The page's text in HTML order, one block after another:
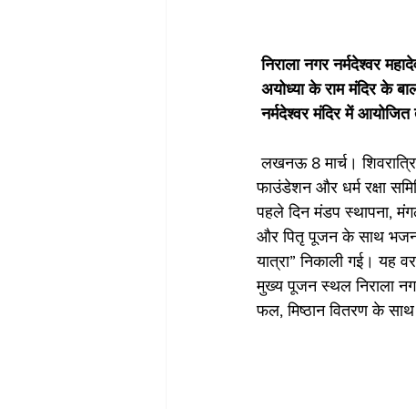
निराला नगर नर्मदेश्वर
अयोध्या के राम मंदिर के
नर्मदेश्वर मंदिर में आयोजित
लखनऊ 8 मार्च। शिवरात्रि के महापर्व पर निराला नगर में चार पीढ़ियों से प्रतिष्ठित नर्मदेश्वर महादेव मंदिर में जेसी
फाउंडेशन और धर्म रक्षा
पहले दिन मंडप स्थापना,
और पितृ पूजन के साथ भजन
यात्रा” निकाली गई। यह
मुख्य पूजन स्थल निराला
फल, मिष्ठान वितरण के साथ